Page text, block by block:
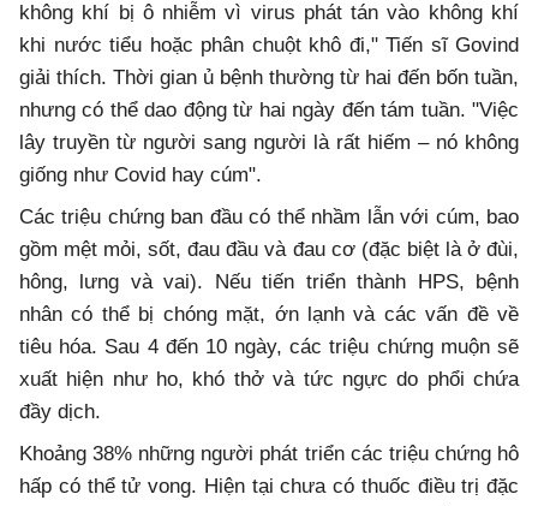
không khí bị ô nhiễm vì virus phát tán vào không khí
khi nước tiểu hoặc phân chuột khô đi," Tiến sĩ Govind
giải thích. Thời gian ủ bệnh thường từ hai đến bốn tuần,
nhưng có thể dao động từ hai ngày đến tám tuần. "Việc
lây truyền từ người sang người là rất hiếm – nó không
giống như Covid hay cúm".
Các triệu chứng ban đầu có thể nhầm lẫn với cúm, bao
gồm mệt mỏi, sốt, đau đầu và đau cơ (đặc biệt là ở đùi,
hông, lưng và vai). Nếu tiến triển thành HPS, bệnh
nhân có thể bị chóng mặt, ớn lạnh và các vấn đề về
tiêu hóa. Sau 4 đến 10 ngày, các triệu chứng muộn sẽ
xuất hiện như ho, khó thở và tức ngực do phổi chứa
đầy dịch.
Khoảng 38% những người phát triển các triệu chứng hô
hấp có thể tử vong. Hiện tại chưa có thuốc điều trị đặc